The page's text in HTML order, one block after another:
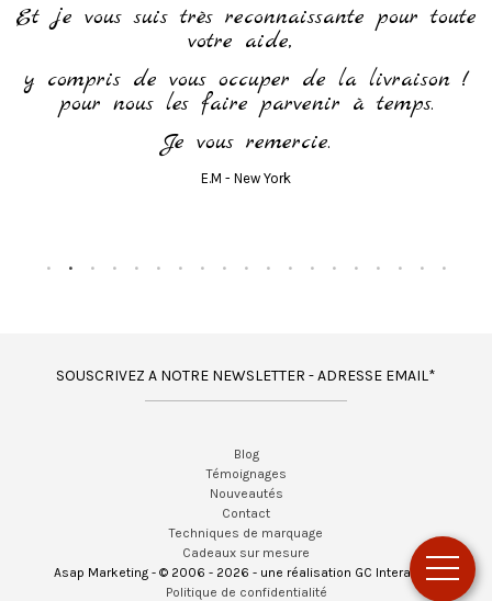
Et je vous suis très reconnaissante pour toute
votre aide,
y compris de vous occuper de la livraison !
pour nous les faire parvenir à temps.
Je vous remercie.
E.M - New York
SOUSCRIVEZ A NOTRE NEWSLETTER - ADRESSE EMAIL*
Blog
Témoignages
Nouveautés
Contact
Techniques de marquage
Cadeaux sur mesure
Asap Marketing - © 2006 - 2026 - une réalisation GC Interactif -
Politique de confidentialité